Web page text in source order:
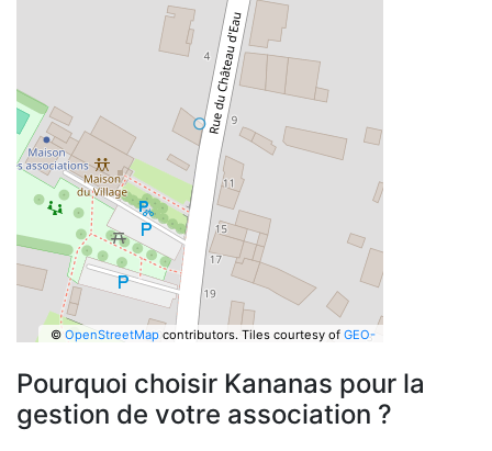
© OpenStreetMapcontributors. Tiles courtesy of GEO-
Pourquoi choisir Kananas pour la
gestion de votre association ?